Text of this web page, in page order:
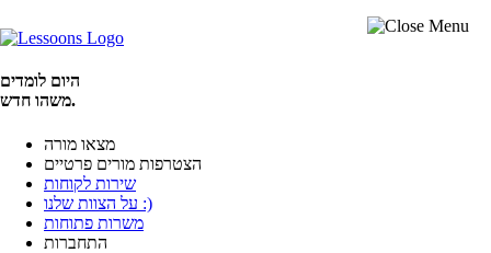
היום לומדים
משהו חדש.
מצאו מורה
הצטרפות מורים פרטיים
שירות לקוחות
על הצוות שלנו :)
משרות פתוחות
התחברות